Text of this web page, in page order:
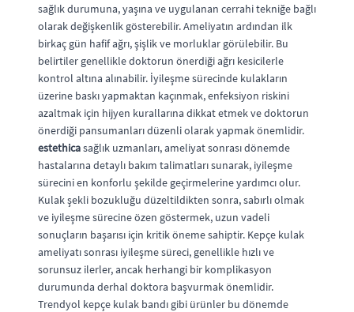
sağlık durumuna, yaşına ve uygulanan cerrahi tekniğe bağlı
olarak değişkenlik gösterebilir. Ameliyatın ardından ilk
birkaç gün hafif ağrı, şişlik ve morluklar görülebilir. Bu
belirtiler genellikle doktorun önerdiği ağrı kesicilerle
kontrol altına alınabilir. İyileşme sürecinde kulakların
üzerine baskı yapmaktan kaçınmak, enfeksiyon riskini
azaltmak için hijyen kurallarına dikkat etmek ve doktorun
önerdiği pansumanları düzenli olarak yapmak önemlidir.
estethicasağlık uzmanları, ameliyat sonrası dönemde
hastalarına detaylı bakım talimatları sunarak, iyileşme
sürecini en konforlu şekilde geçirmelerine yardımcı olur.
Kulak şekli bozukluğu düzeltildikten sonra, sabırlı olmak
ve iyileşme sürecine özen göstermek, uzun vadeli
sonuçların başarısı için kritik öneme sahiptir. Kepçe kulak
ameliyatı sonrası iyileşme süreci, genellikle hızlı ve
sorunsuz ilerler, ancak herhangi bir komplikasyon
durumunda derhal doktora başvurmak önemlidir.
Trendyol kepçe kulak bandı gibi ürünler bu dönemde